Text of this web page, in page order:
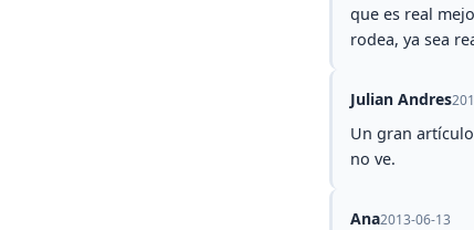
que es real
rodea, ya sea
Julian Andres
Un gran
no ve.
Ana2013-06-13